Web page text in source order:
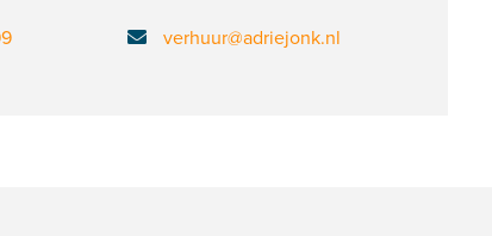
verhuur@adriejonk.nl